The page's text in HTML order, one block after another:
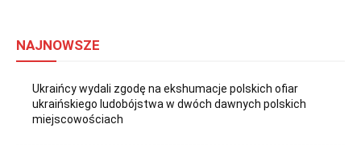
NAJNOWSZE
Ukraińcy wydali zgodę na ekshumacje polskich ofiar
ukraińskiego ludobójstwa w dwóch dawnych polskich
miejscowościach